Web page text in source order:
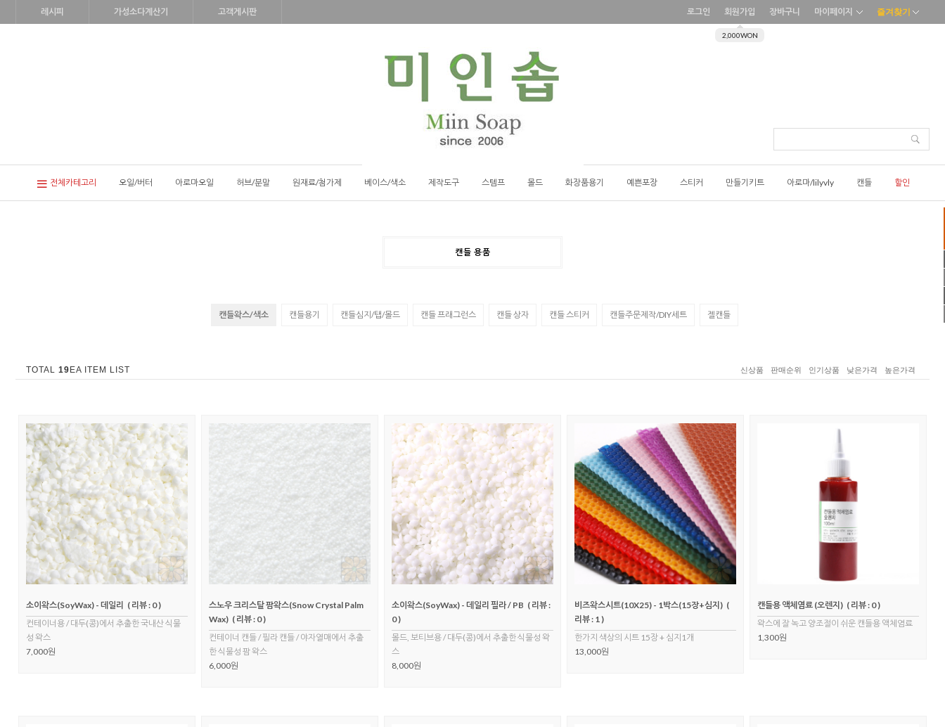
레시피 가성소다계산기 고객게시판 로그인 회원가입
2,000WON
장바구니 마이페이지 즐겨찾기
전체카테고리 오일/버터 아로마오일 허브/분말 원재료/첨가제 베이스/색소 제작도구 스템프 몰드 화장품용기 예쁜포장 스티커 만들기키트 아로마/lilyvly 캔들 할인
캔들 용품
캔들왁스/색소 캔들용기 캔들심지/탭/몰드 캔들 프래그런스 캔들 상자 캔들 스티커 캔들주문제작/DIY세트 젤캔들
TOTAL 19 EA ITEM LIST 신상품 판매순위 인기상품 낮은가격 높은가격
소이왁스(SoyWax) - 데일리 ( 리뷰 : 0 )
컨테이너용 / 대두(콩)에서 추출한 국내산 식물
성 왁스
7,000원
스노우 크리스탈 팜왁스(Snow Crystal Palm
Wax) ( 리뷰 : 0 )
컨테이너 캔들 / 필라 캔들 / 야자열매에서 추출
한 식물성 팜 왁스
6,000원
소이왁스(SoyWax) - 데일리 필라 / PB ( 리뷰 :
0 )
몰드, 보티브용 / 대두(콩)에서 추출한 식물성 왁
스
8,000원
비즈왁스시트(10X25) - 1박스(15장+심지) (
리뷰 : 1 )
한가지 색상의 시트 15장 + 심지1개
13,000원
캔들용 액체염료 (오렌지) ( 리뷰 : 0 )
왁스에 잘 녹고 양조절이 쉬운 캔들용 액체염료
1,300원